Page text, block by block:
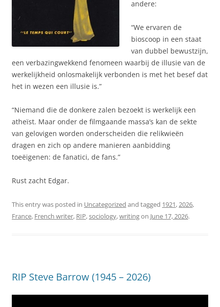
andere:
“We ervaren de
bioscoop in een staat
van dubbel bewustzijn,
een verbazingwekkend fenomeen waarbij de illusie van de
werkelijkheid onlosmakelijk verbonden is met het besef dat
het in wezen een illusie is.”
“Niemand die de donkere zalen bezoekt is werkelijk een
atheïst. Maar onder de filmgaande massa’s kan de sekte
van gelovigen worden onderscheiden die relikwieën
dragen en zich op andere manieren aanbidding
toeëigenen: de fanatici, de fans.”
Rust zacht Edgar.
This entry was posted in Uncategorized and tagged 1921,2026,
France, French writer, RIP,sociology,writingon June 17, 2026.
RIP Steve Barrow (1945 – 2026)